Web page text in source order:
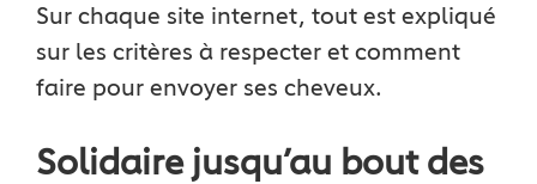
Sur chaque site internet, tout est expliqué
sur les critères à respecter et comment
faire pour envoyer ses cheveux.
Solidaire jusqu’au bout des